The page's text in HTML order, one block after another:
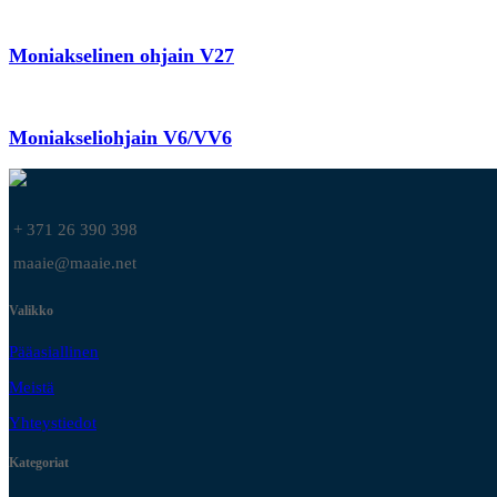
Moniakselinen ohjain V27
Moniakseliohjain V6/VV6
+ 371 26 390 398
maaie@maaie.net
Valikko
Pääasiallinen
Meistä
Yhteystiedot
Kategoriat